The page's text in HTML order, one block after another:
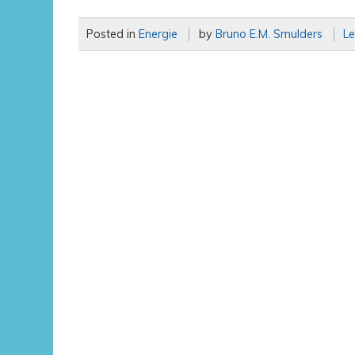
Posted inEnergie by Bruno E.M. Smulders